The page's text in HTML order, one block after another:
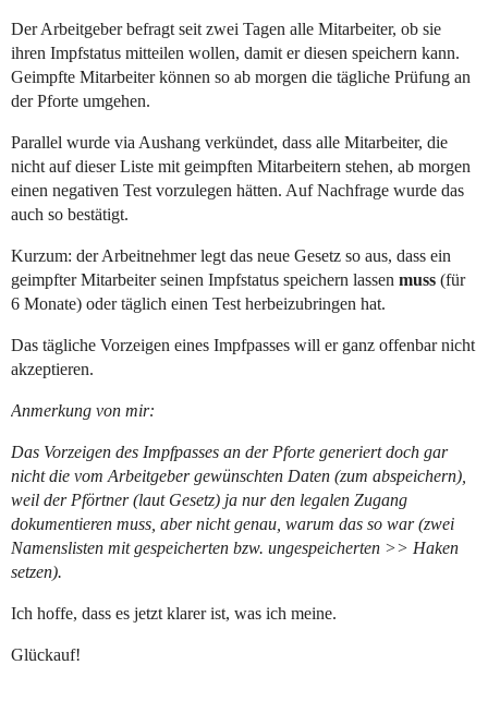
Der Arbeitgeber befragt seit zwei Tagen alle Mitarbeiter, ob sie
ihren Impfstatus mitteilen wollen, damit er diesen speichern kann.
Geimpfte Mitarbeiter können so ab morgen die tägliche Prüfung an
der Pforte umgehen.
Parallel wurde via Aushang verkündet, dass alle Mitarbeiter, die
nicht auf dieser Liste mit geimpften Mitarbeitern stehen, ab morgen
einen negativen Test vorzulegen hätten. Auf Nachfrage wurde das
auch so bestätigt.
Kurzum: der Arbeitnehmer legt das neue Gesetz so aus, dass ein
geimpfter Mitarbeiter seinen Impfstatus speichern lassen muss (für
6 Monate) oder täglich einen Test herbeizubringen hat.
Das tägliche Vorzeigen eines Impfpasses will er ganz offenbar nicht
akzeptieren.
Anmerkung von mir:
Das Vorzeigen des Impfpasses an der Pforte generiert doch gar
nicht die vom Arbeitgeber gewünschten Daten (zum abspeichern),
weil der Pförtner (laut Gesetz) ja nur den legalen Zugang
dokumentieren muss, aber nicht genau, warum das so war (zwei
Namenslisten mit gespeicherten bzw. ungespeicherten >> Haken
setzen).
Ich hoffe, dass es jetzt klarer ist, was ich meine.
Glückauf!